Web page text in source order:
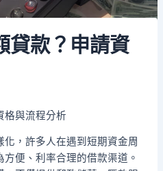
貸款？申請資
格與流程分析
，許多人在遇到短期資金周
便、利率合理的借款渠道。